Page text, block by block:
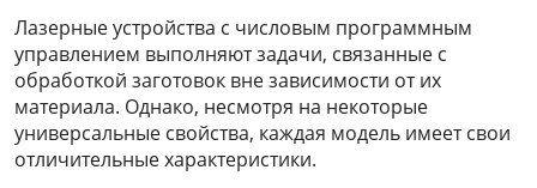
Лазерные устройства с числовым программным
управлением выполняют задачи, связанные с
обработкой заготовок вне зависимости от их
материала. Однако, несмотря на некоторые
универсальные свойства, каждая модель имеет свои
отличительные характеристики.